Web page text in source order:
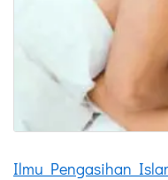
Ilmu Pengasihan